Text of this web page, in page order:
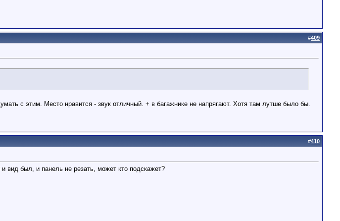
#409
с этим. Место нравится - звук отличный. + в багажнике не напрягают. Хотя там лутше было бы.
#410
вид был, и панель не резать, может кто подскажет?